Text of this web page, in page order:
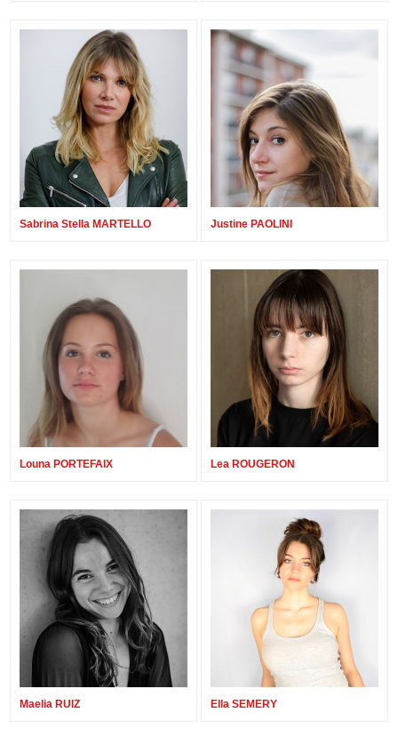
Sabrina Stella MARTELLO Justine PAOLINI
Louna PORTEFAIX Lea ROUGERON
Maelia RUIZ Ella SEMERY